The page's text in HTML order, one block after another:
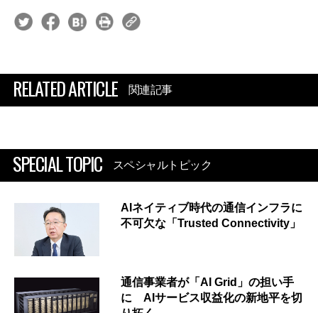
RELATED ARTICLE 関連記事
SPECIAL TOPIC スペシャルトピック
AIネイティブ時代の通信インフラに
不可欠な「Trusted Connectivity」
通信事業者が「AI Grid」の担い手
に AIサービス収益化の新地平を切